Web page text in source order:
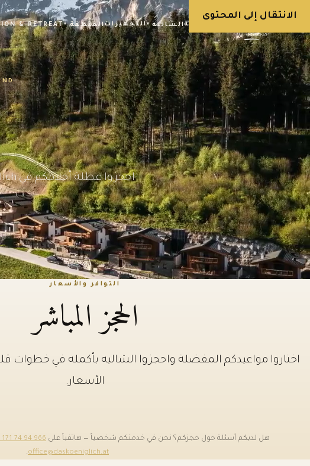
الانتقال إلى المحتوى
الرئيسيةالشاليه التجهيزاتالمنطقة & RETREAT
التوافر والأسعار
الحجز المباشر
اختاروا مواعيدكم المفضلة واحجزوا الشاليه بأكمله في خطوات
الأسعار.
هل لديكم أسئلة حول حجزكم؟ نحن في خدمتكم شخصياً — هاتفياً على 74 94 966
office@daskoeniglich.at
.